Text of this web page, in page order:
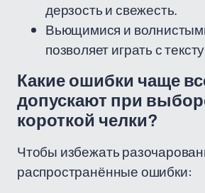
дерзость и свежесть.
Вьющимися и
позволяет играть с
Какие ошибки чаще
допускают при
короткой челки?
Чтобы избежать
распространённые ошибки: